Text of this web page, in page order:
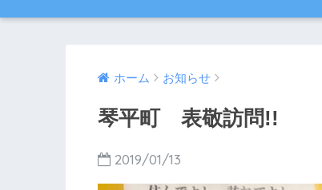
ホーム お知らせ
琴平町 表敬訪問!!
2019/01/13